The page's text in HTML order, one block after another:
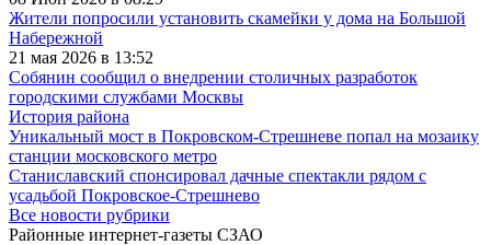
Жители попросили установить скамейки у дома на Большой
Набережной
21 мая 2026 в 13:52
Собянин сообщил о внедрении столичных разработок
городскими службами Москвы
История района
Уникальный мост в Покровском-Стрешневе попал на мозаику
станции московского метро
Станиславский спонсировал дачные спектакли рядом с
усадьбой Покровское-Стрешнево
Все новости рубрики
Районные интернет-газеты СЗАО